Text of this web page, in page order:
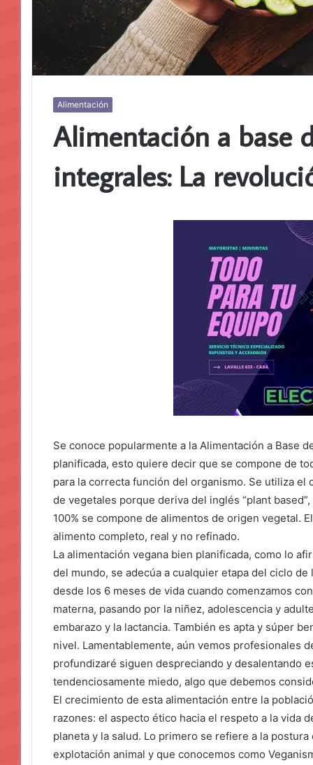
Alimentación
Alimentación a base
integrales: La
Se conoce popularmente a la Alimentación a Base
planificada, esto quiere decir que se compone de
para la correcta función del organismo. Se utiliza el
de vegetales porque deriva del inglés “plant
100% se compone de alimentos de origen vegetal.
alimento completo, real y no refinado.
La alimentación vegana bien planificada, como lo
del mundo, se adecúa a cualquier etapa del ciclo
desde los 6 meses de vida cuando comenzamos
materna, pasando por la niñez, adolescencia y
embarazo y la lactancia. También es apta y súper
nivel. Lamentablemente, aún vemos profesionales
profundizaré siguen despreciando y desalentando
tendenciosamente miedo, algo que debemos
El crecimiento de esta alimentación entre la
razones: el aspecto ético hacia el respeto a la vida
planeta y la salud. Lo primero se refiere a la
explotación animal y que conocemos como